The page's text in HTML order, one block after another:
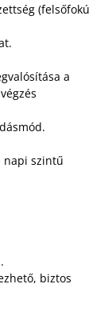
(felsőfokú
a
napi szintű
biztos